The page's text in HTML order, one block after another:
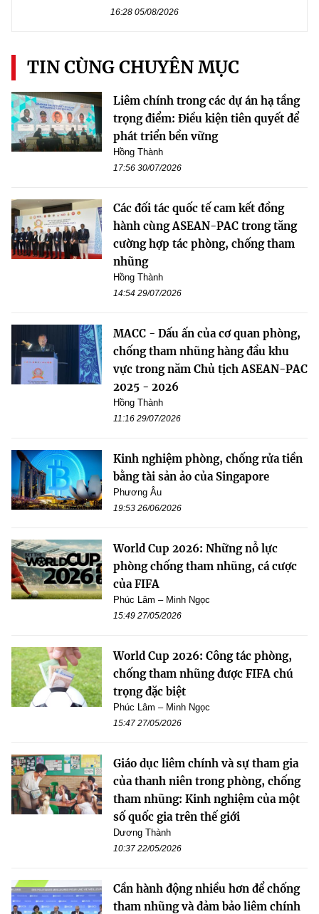
16:28 05/08/2026
TIN CÙNG CHUYÊN MỤC
Liêm chính trong các dự án hạ tầng
trọng điểm: Điều kiện tiên quyết để
phát triển bền vững
Hồng Thành
17:56 30/07/2026
Các đối tác quốc tế cam kết đồng
hành cùng ASEAN-PAC trong tăng
cường hợp tác phòng, chống tham
nhũng
Hồng Thành
14:54 29/07/2026
MACC - Dấu ấn của cơ quan phòng,
chống tham nhũng hàng đầu khu
vực trong năm Chủ tịch ASEAN-PAC
2025 - 2026
Hồng Thành
11:16 29/07/2026
Kinh nghiệm phòng, chống rửa tiền
bằng tài sản ảo của Singapore
Phương Âu
19:53 26/06/2026
World Cup 2026: Những nỗ lực
phòng chống tham nhũng, cá cược
của FIFA
Phúc Lâm – Minh Ngọc
15:49 27/05/2026
World Cup 2026: Công tác phòng,
chống tham nhũng được FIFA chú
trọng đặc biệt
Phúc Lâm – Minh Ngọc
15:47 27/05/2026
Giáo dục liêm chính và sự tham gia
của thanh niên trong phòng, chống
tham nhũng: Kinh nghiệm của một
số quốc gia trên thế giới
Dương Thành
10:37 22/05/2026
Cần hành động nhiều hơn để chống
tham nhũng và đảm bảo liêm chính